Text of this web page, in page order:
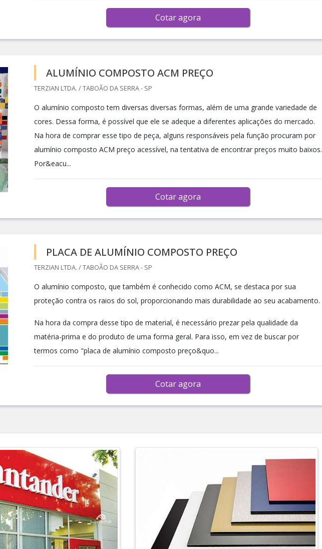
Cotar agora
ALUMÍNIO COMPOSTO ACM PREÇO
TERZIAN LTDA. / TABOÃO DA SERRA - SP
O alumínio composto tem diversas diversas formas, além de uma grande variedade de
cores. Dessa forma, é possível que ele se adeque a diferentes aplicações do mercado.
Na hora de comprar esse tipo de peça, alguns responsáveis pela função procuram por
alumínio composto ACM preço acessível, na tentativa de encontrar preços muito baixos.
Por&eacu...
Cotar agora
PLACA DE ALUMÍNIO COMPOSTO PREÇO
TERZIAN LTDA. / TABOÃO DA SERRA - SP
O alumínio composto, que também é conhecido como ACM, se destaca por sua
proteção contra os raios do sol, proporcionando mais durabilidade ao seu acabamento.
Na hora da compra desse tipo de material, é necessário prezar pela qualidade da
matéria-prima e do produto de uma forma geral. Para isso, em vez de buscar por
termos como "placa de alumínio composto preço&quo...
Cotar agora